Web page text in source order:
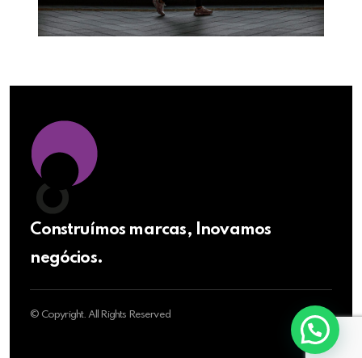
Construímos marcas, Inovamos
negócios.
© Copyright. All Rights Reserved